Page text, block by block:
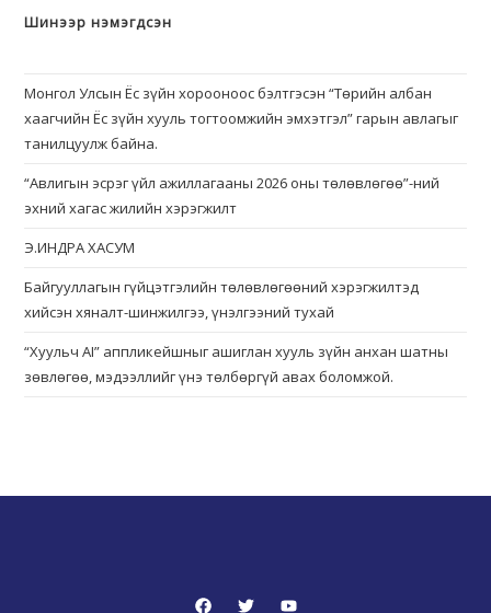
Шинээр нэмэгдсэн
Монгол Улсын Ёс зүйн хорооноос бэлтгэсэн “Төрийн албан
хаагчийн Ёс зүйн хууль тогтоомжийн эмхэтгэл” гарын авлагыг
танилцуулж байна.
“Авлигын эсрэг үйл ажиллагааны 2026 оны төлөвлөгөө”-ний
эхний хагас жилийн хэрэгжилт
Э.ИНДРА ХАСУМ
Байгууллагын гүйцэтгэлийн төлөвлөгөөний хэрэгжилтэд
хийсэн хяналт-шинжилгээ, үнэлгээний тухай
“Хуульч АІ” аппликейшныг ашиглан хууль зүйн анхан шатны
зөвлөгөө, мэдээллийг үнэ төлбөргүй авах боломжой.